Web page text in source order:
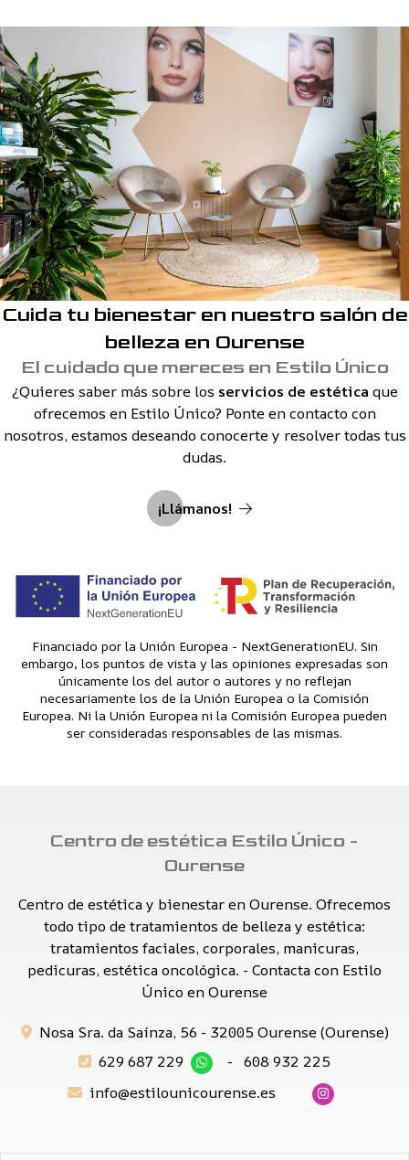
Cuida tu bienestar en nuestro salón de
belleza en Ourense
El cuidado que mereces en Estilo Único
¿Quieres saber más sobre los servicios de estéticaque
ofrecemos en Estilo Único? Ponte en contacto con
nosotros, estamos deseando conocerte y resolver todas tus
dudas.
¡Llámanos!
Financiado por la Unión Europea - NextGenerationEU. Sin
embargo, los puntos de vista y las opiniones expresadas son
únicamente los del autor o autores y no reflejan
necesariamente los de la Unión Europea o la Comisión
Europea. Ni la Unión Europea ni la Comisión Europea pueden
ser consideradas responsables de las mismas.
Centro de estética Estilo Único -
Ourense
Centro de estética y bienestar en Ourense. Ofrecemos
todo tipo de tratamientos de belleza y estética:
tratamientos faciales, corporales, manicuras,
pedicuras, estética oncológica. - Contacta con Estilo
Único en Ourense
Nosa Sra. da Saínza, 56 - 32005 Ourense (Ourense)
629 687 229
- 608 932 225
info@estilounicourense.es